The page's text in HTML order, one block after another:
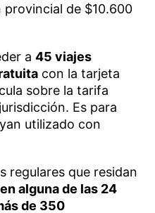
de $10.600
a 45 viajes
con la tarjeta
sobre la tarifa
Es para
utilizado con
regulares que residan
alguna de las 24
de 350